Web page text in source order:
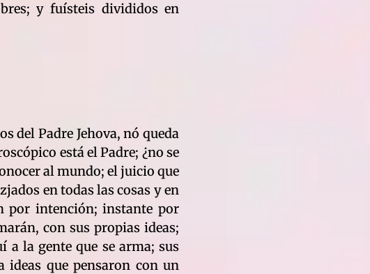
y fuísteis divididos en
del Padre Jehova, nó queda
está el Padre; ¿no se
al mundo; el juicio que
en todas las cosas y en
por intención; instante por
con sus propias ideas;
a la gente que se arma; sus
que pensaron con un